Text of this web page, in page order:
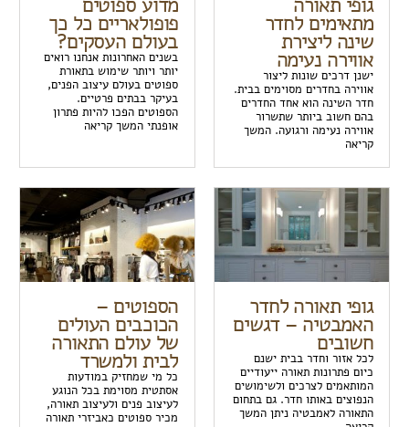
מתאימים לחדר
שינה ליצירת
אווירה נעימה
ישנן דרכים שונות ליצור
אווירה בחדרים מסוימים בבית.
חדר השינה הוא אחד החדרים
בהם חשוב ביותר שתשרור
אווירה נעימה ורגועה. המשך
קריאה
פופולאריים כל כך
בעולם העסקים?
בשנים האחרונות אנחנו רואים
יותר ויותר שימוש בתאורת
ספוטים בעולם עיצוב הפנים,
בעיקר בבתים פרטיים.
הספוטים הפכו להיות פתרון
אופנתי המשך קריאה
גופי תאורה לחדר
האמבטיה – דגשים
חשובים
לכל אזור וחדר בבית ישנם
כיום פתרונות תאורה ייעודיים
המותאמים לצרכים ולשימושים
הנפוצים באותו חדר. גם בתחום
התאורה לאמבטיה ניתן המשך
הספוטים –
הכוכבים העולים
של עולם התאורה
לבית ולמשרד
כל מי שמחזיק במודעות
אסתטית מסוימת בכל הנוגע
לעיצוב פנים ולעיצוב תאורה,
מכיר ספוטים כאביזרי תאורה